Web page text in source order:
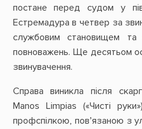
постане перед судом у
Естремадура в четвер за
службовим становищем та
повноважень. Ще десятьом
звинувачення.
Справа виникла після
Manos Limpias («Чисті
профспілкою, пов’язаною з